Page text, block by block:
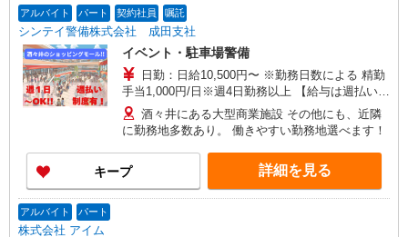
施3日間の交通費も支給！ ■入社祝い金5万円支給
研修終了後… 15回勤務で2万円 30回勤務で3万円
初任研修手当と合わせて合計8万円が給与とは別に
GETできます！
アルバイト パート 契約社員 嘱託
シンテイ警備株式会社 成田支社
イベント・駐車場警備
日勤：日給10,500円〜 ※勤務日数による 精勤
手当1,000円/日※週4日勤務以上 【給与は週払いor
月払い、選べます】 ★週払い（毎週水曜） ※勤務
日数によって規定あり ★月払い（毎月25日） ＜
初任研修手当＆入社祝い金について＞ ■初任研修
手当：3日間3万円支給 （研修手当1日9,000円＋食
事手当1日1,000円×3日） ※研修実施3日間の交通
費も支給！ ■入社祝い金5万円支給 研修終了後…
酒々井にある大型商業施設 その他にも、近隣
に勤務地多数あり。 働きやすい勤務地選べます！
キープ 詳細を見る
アルバイト パート
株式会社 アイム